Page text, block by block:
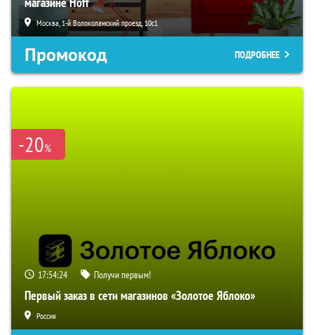
Москва, 1-й Волоколамский проезд, 10с1
Промокод ПОДРОБНЕЕ
-20%
17:54:23 Получи первым!
Первый заказ в сети магазинов «Золотое Яблоко»
Россия